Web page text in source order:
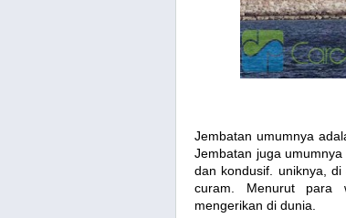
Jembatan umumnya
Jembatan juga
dan kondusif. uniknya,
curam. Menurut para
mengerikan di dunia.